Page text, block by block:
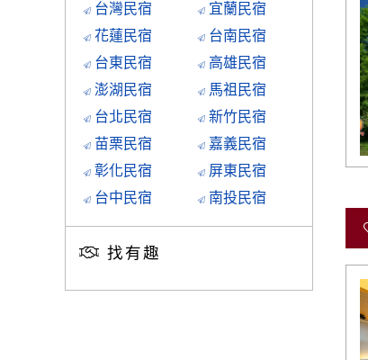
台灣民宿
宜蘭民宿
花蓮民宿
台南民宿
台東民宿
高雄民宿
澎湖民宿
馬祖民宿
台北民宿
新竹民宿
苗栗民宿
嘉義民宿
彰化民宿
屏東民宿
台中民宿
南投民宿
找有趣